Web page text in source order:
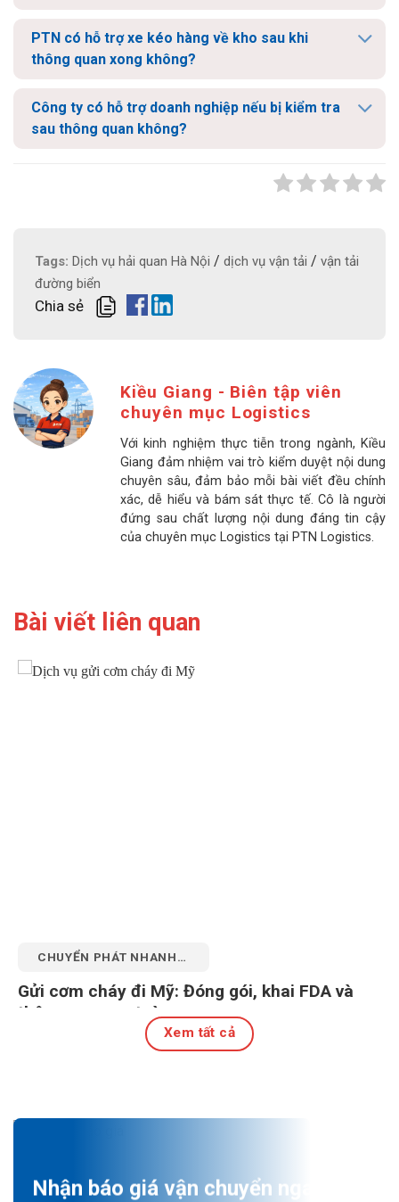
PTN có hỗ trợ xe kéo hàng về kho sau khi
thông quan xong không?
Công ty có hỗ trợ doanh nghiệp nếu bị kiểm tra
sau thông quan không?
Tags: Dịch vụ hải quan Hà Nội / dịch vụ vận tải / vận tải
đường biển
Chia sẻ
Kiều Giang - Biên tập viên
chuyên mục Logistics
Với kinh nghiệm thực tiễn trong ngành, Kiều
Giang đảm nhiệm vai trò kiểm duyệt nội dung
chuyên sâu, đảm bảo mỗi bài viết đều chính
xác, dễ hiểu và bám sát thực tế. Cô là người
đứng sau chất lượng nội dung đáng tin cậy
của chuyên mục Logistics tại PTN Logistics.
Bài viết liên quan
CHUYỂN PHÁT NHANH
Gửi cơm cháy đi Mỹ: Đóng gói, khai FDA và
thông quan an toàn
Xem tất cả
Nhận báo giá vận chuyển ngay!